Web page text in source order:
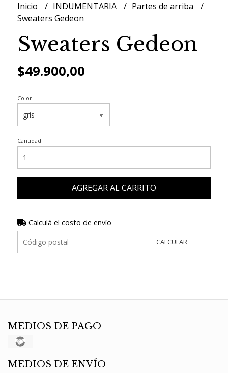
Inicio INDUMENTARIA
Partes de arriba
Sweaters Gedeon
Sweaters Gedeon
$49.900,00
Color
Cantidad
AGREGAR AL CARRITO
Calculá el costo de envío
CALCULAR
MEDIOS DE PAGO
MEDIOS DE ENVÍO